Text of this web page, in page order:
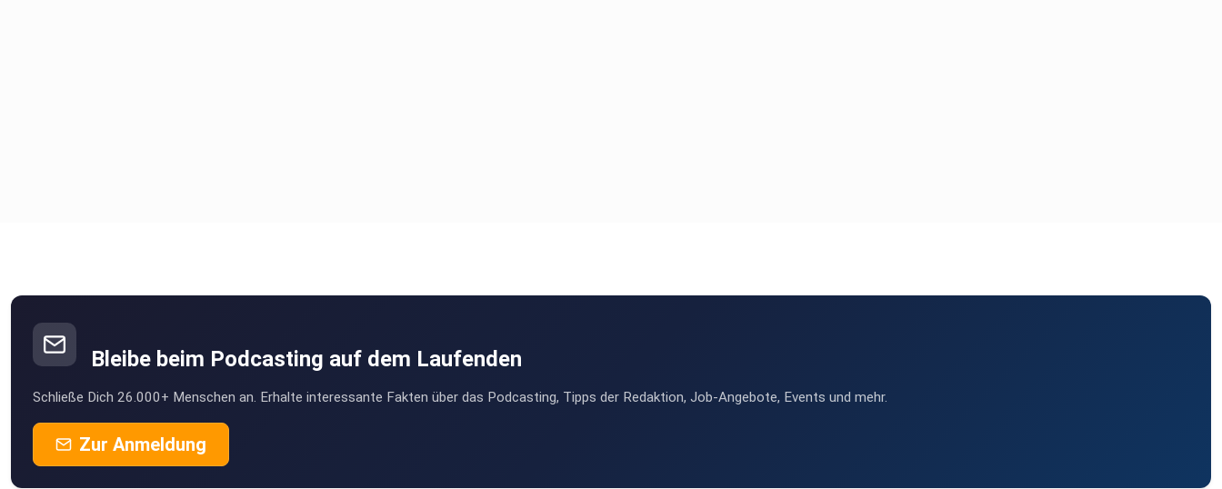
Bleibe beim Podcasting auf dem Laufenden
Schließe Dich 26.000+ Menschen an. Erhalte interessante Fakten über das Podcasting, Tipps der Redaktion, Job-Angebote, Events und mehr.
Zur Anmeldung